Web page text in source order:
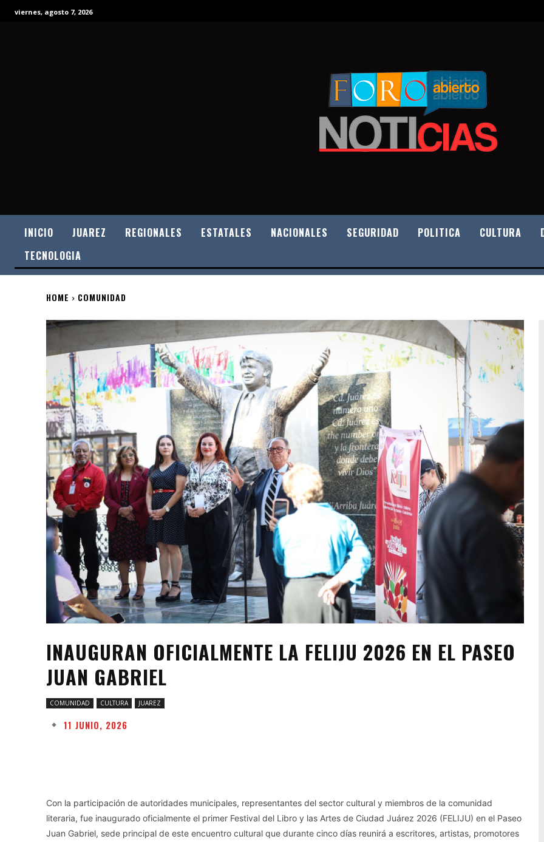
viernes, agosto 7, 2026
INICIO JUAREZ REGIONALES ESTATALES NACIONALES SEGURIDAD POLITICA CULTURA
TECNOLOGIA
HOME COMUNIDAD
INAUGURAN OFICIALMENTE LA FELIJU 2026 EN EL PASEO
JUAN GABRIEL
COMUNIDAD CULTURA JUAREZ
11 JUNIO, 2026
Con la participación de autoridades municipales, representantes del sector cultural y miembros de la comunidad
literaria, fue inaugurado oficialmente el primer Festival del Libro y las Artes de Ciudad Juárez 2026 (FELIJU) en el Paseo
Juan Gabriel, sede principal de este encuentro cultural que durante cinco días reunirá a escritores, artistas, promotores